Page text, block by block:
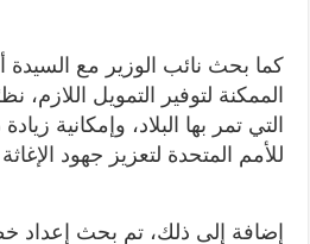
كما بحث نائب الوزير مع
الممكنة لتوفير التمويل
التي تمر بها البلاد، وإمكانية
للأمم المتحدة لتعزيز جهود
إضافة إلى ذلك، تم بحث إعداد